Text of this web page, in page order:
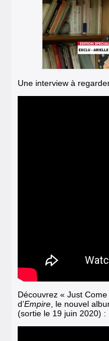
Une interview à
Découvrez « Just
d’Empire, le nouvel
(sortie le 19 juin 2020) :